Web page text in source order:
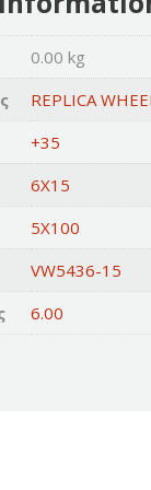
0.00 kg
REPLICA
+35
6X15
5X100
VW5436-15
6.00